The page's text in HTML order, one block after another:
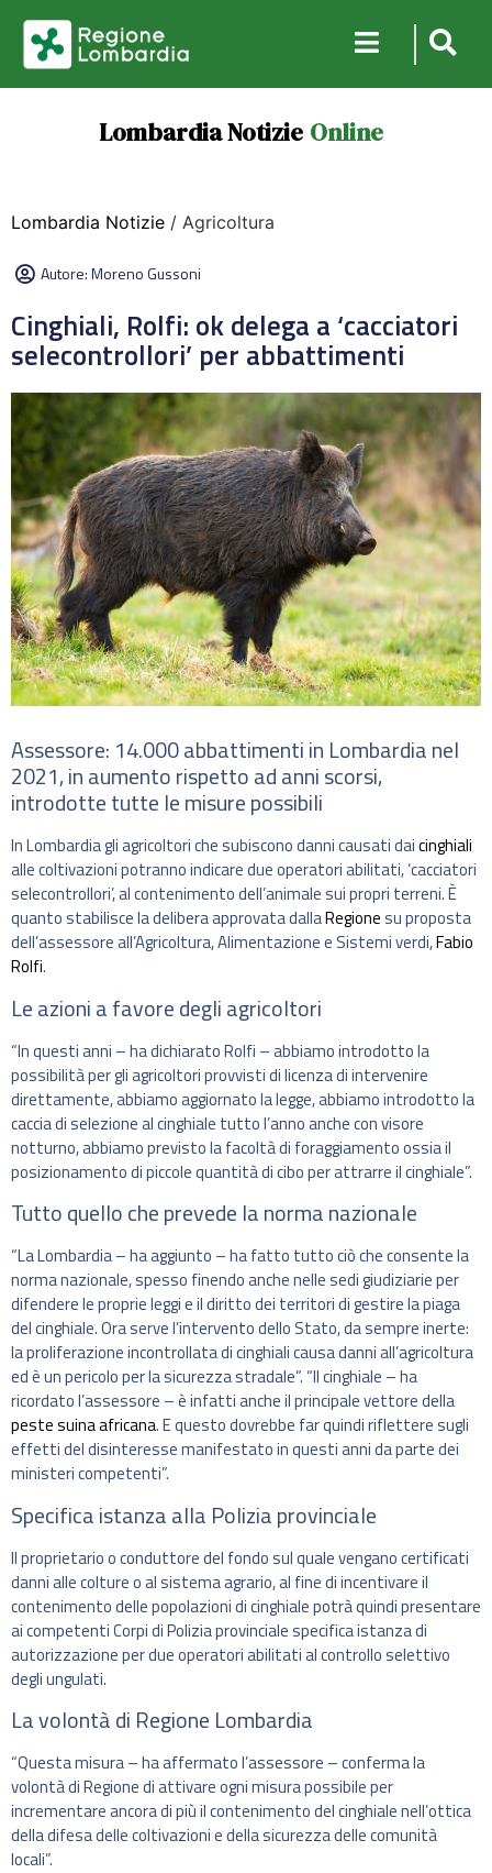
Lombardia Notizie Online
Lombardia Notizie / Agricoltura
Autore:Moreno Gussoni
Cinghiali, Rolfi: ok delega a ‘cacciatori
selecontrollori’ per abbattimenti
Assessore: 14.000 abbattimenti in Lombardia nel
2021, in aumento rispetto ad anni scorsi,
introdotte tutte le misure possibili
In Lombardia gli agricoltori che subiscono danni causati daicinghiali
alle coltivazioni potranno indicare due operatori abilitati, ‘cacciatori
selecontrollori’, al contenimento dell’animale sui propri terreni. È
quanto stabilisce la delibera approvata dallaRegionesu proposta
dell’assessore all’Agricoltura, Alimentazione e Sistemi verdi,Fabio
Rolfi.
Le azioni a favore degli agricoltori
“In questi anni – ha dichiarato Rolfi – abbiamo introdotto la
possibilità per gli agricoltori provvisti di licenza di intervenire
direttamente, abbiamo aggiornato la legge, abbiamo introdotto la
caccia di selezione al cinghiale tutto l’anno anche con visore
notturno, abbiamo previsto la facoltà di foraggiamento ossia il
posizionamento di piccole quantità di cibo per attrarre il cinghiale”.
Tutto quello che prevede la norma nazionale
“La Lombardia – ha aggiunto – ha fatto tutto ciò che consente la
norma nazionale, spesso finendo anche nelle sedi giudiziarie per
difendere le proprie leggi e il diritto dei territori di gestire la piaga
del cinghiale. Ora serve l’intervento dello Stato, da sempre inerte:
la proliferazione incontrollata di cinghiali causa danni all’agricoltura
ed è un pericolo per la sicurezza stradale”. “Il cinghiale – ha
ricordato l’assessore – è infatti anche il principale vettore della
peste suina africana. E questo dovrebbe far quindi riflettere sugli
effetti del disinteresse manifestato in questi anni da parte dei
ministeri competenti”.
Specifica istanza alla Polizia provinciale
Il proprietario o conduttore del fondo sul quale vengano certificati
danni alle colture o al sistema agrario, al fine di incentivare il
contenimento delle popolazioni di cinghiale potrà quindi presentare
ai competenti Corpi di Polizia provinciale specifica istanza di
autorizzazione per due operatori abilitati al controllo selettivo
degli ungulati.
La volontà di Regione Lombardia
“Questa misura – ha affermato l’assessore – conferma la
volontà di Regione di attivare ogni misura possibile per
incrementare ancora di più il contenimento del cinghiale nell’ottica
della difesa delle coltivazioni e della sicurezza delle comunità
locali”.